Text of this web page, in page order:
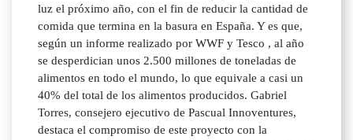
luz el próximo año, con el fin de reducir la cantidad de
comida que termina en la basura en España. Y es que,
según un informe realizado por WWF y Tesco , al año
se desperdician unos 2.500 millones de toneladas de
alimentos en todo el mundo, lo que equivale a casi un
40% del total de los alimentos producidos. Gabriel
Torres, consejero ejecutivo de Pascual Innoventures,
destaca el compromiso de este proyecto con la